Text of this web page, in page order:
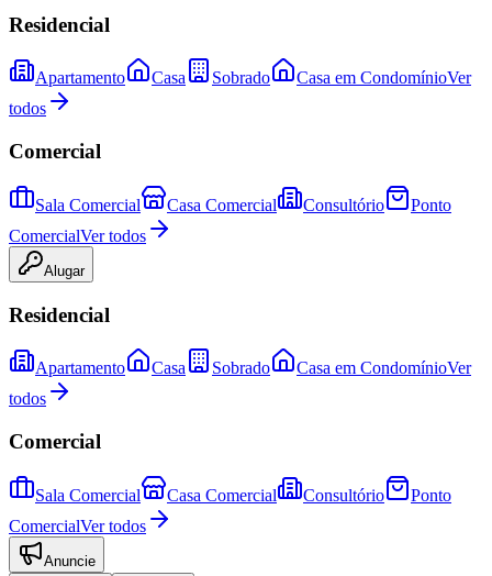
Residencial
Apartamento Casa Sobrado Casa em CondomínioVer
todos
Comercial
Sala Comercial Casa Comercial Consultório
Ponto
ComercialVer todos
Alugar
Residencial
Apartamento Casa Sobrado Casa em CondomínioVer
todos
Comercial
Sala Comercial Casa Comercial Consultório
Ponto
ComercialVer todos
Anuncie